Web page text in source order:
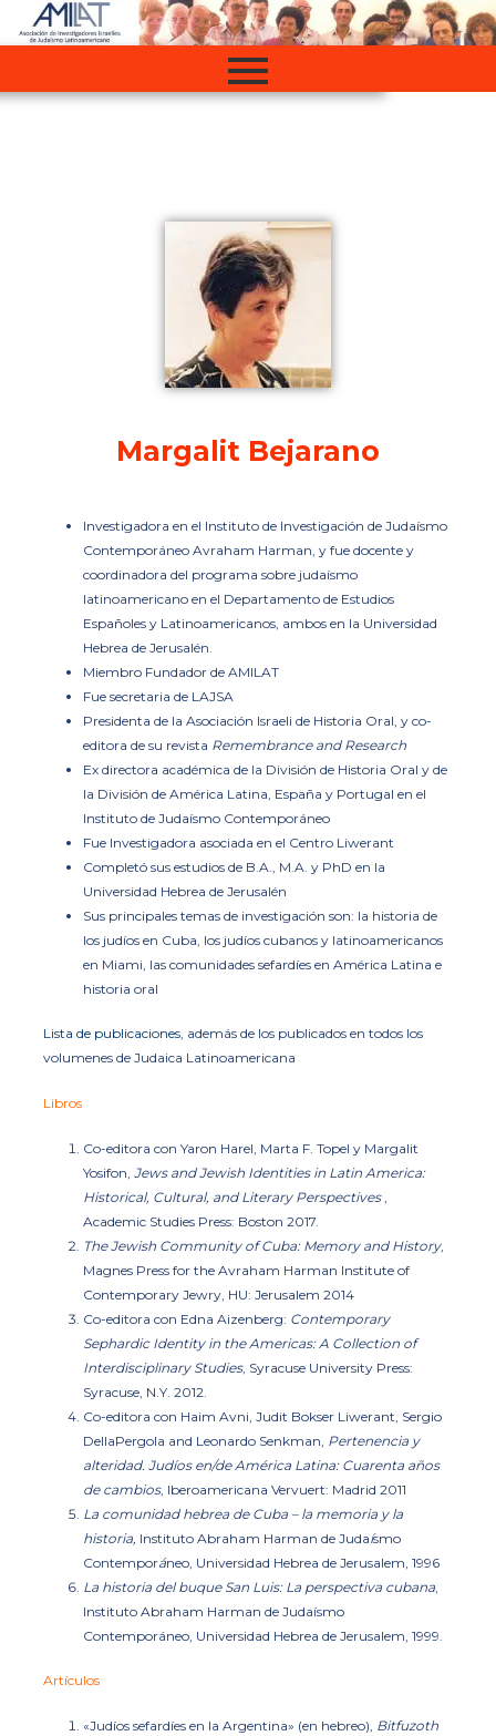
Margalit Bejarano​
Investigadora en el Instituto de Investigación de Judaísmo
Contemporáneo Avraham Harman, y fue docente y
coordinadora del programa sobre judaísmo
latinoamericano en el Departamento de Estudios
Españoles y Latinoamericanos, ambos en la Universidad
Hebrea de Jerusalén.
Miembro Fundador de AMILAT
Fue secretaria de LAJSA
Presidenta de la Asociación Israeli de Historia Oral, y co-
editora de su revista Remembrance and Research
Ex directora académica de la División de Historia Oral y de
la División de América Latina, España y Portugal en el
Instituto de Judaísmo Contemporáneo
Fue Investigadora asociada en el Centro Liwerant
Completó sus estudios de B.A., M.A. y PhD en la
Universidad Hebrea de Jerusalén
Sus principales temas de investigación son: la historia de
los judíos en Cuba, los judíos cubanos y latinoamericanos
en Miami, las comunidades sefardíes en América Latina e
historia oral
Lista de publicaciones además de los publicados en todos los
volumenes de Judaica Latinoamericana
Libros
Co-editora con Yaron Harel, Marta F. Topel y Margalit
Yosifon, Jews and Jewish Identities in Latin America:
Historical, Cultural, and Literary Perspectives,
Academic Studies Press: Boston 2017.
The Jewish Community of Cuba: Memory and History,
Magnes Press for the Avraham Harman Institute of
Contemporary Jewry, HU: Jerusalem 2014
Co-editora con Edna Aizenberg: Contemporary
Sephardic Identity in the Americas: A Collection of
Interdisciplinary Studies, Syracuse University Press:
Syracuse, N.Y. 2012.
Co-editora con Haim Avni, Judit Bokser Liwerant, Sergio
DellaPergola and Leonardo Senkman, Pertenencia y
alteridad. Judíos en/de América Latina: Cuarenta años
de cambios, Iberoamericana Vervuert: Madrid 2011
La comunidad hebrea de Cuba – la memoria y la
historia, Instituto Abraham Harman de Judaísmo
Contemporáneo, Universidad Hebrea de Jerusalem, 1996
La historia del buque San Luis: La perspectiva cubana,
Instituto Abraham Harman de Judaísmo
Contemporáneo, Universidad Hebrea de Jerusalem, 1999.
Artículos
«Judíos sefardíes en la Argentina» (en hebreo), Bitfuzoth